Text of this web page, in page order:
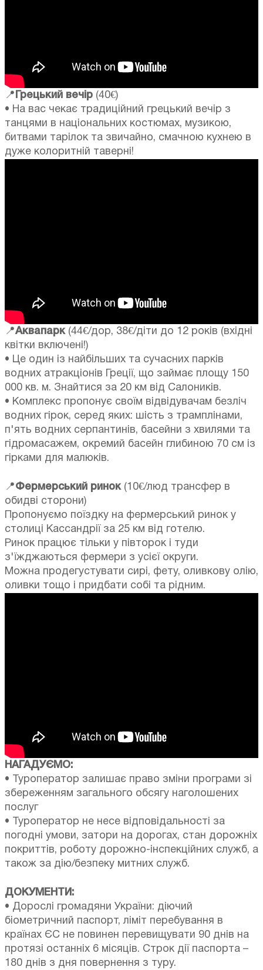
📍 Грецький вечір (40€)
• На вас чекає традиційний грецький вечір з
танцями в національних костюмах, музикою,
битвами тарілок та звичайно, смачною кухнею в
дуже колоритній таверні!
📍Аквапарк(44€/дор, 38€/діти до 12 років (вхідні
квітки включені!)
• Це один із найбільших та сучасних парків
водних атракціонів Греції, що займає площу 150
000 кв. м. Знайтися за 20 км від Салоників.
• Комплекс пропонує своїм відвідувачам безліч
водних гірок, серед яких: шість з трамплінами,
п'ять водних серпантинів, басейни з хвилями та
гідромасажем, окремий басейн глибиною 70 см із
гірками для малюків.
📍Фермерський ринок(10€/люд трансфер в
обидві сторони)
Пропонуємо поїздку на фермерський ринок у
столиці Кассандрії за 25 км від готелю.
Ринок працює тільки у півторок і туди
з'їжджаються фермери з усієї округи.
Можна продегустувати сирі, фету, оливкову олію,
оливки тощо і придбати собі та рідним.
НАГАДУЄМО:
• Туроператор залишає право зміни програми зі
збереженням загального обсягу наголошених
послуг
• Туроператор не несе відповідальності за
погодні умови, затори на дорогах, стан дорожніх
покриттів, роботу дорожно-інспекційних служб, а
також за дію/безпеку митних служб.
ДОКУМЕНТИ:
• Дорослі громадяни України: діючий
біометричний паспорт, ліміт перебування в
країнах ЄС не повинен перевищувати 90 днів на
протязі останніх 6 місяців. Строк дії паспорта –
180 днів з дня повернення з туру.